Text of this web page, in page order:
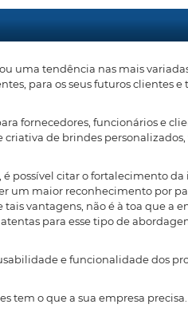
uma tendência nas mais
para os seus futuros clientes
fornecedores, funcionários e
de brindes personalizados,
possível citar o fortalecimento
um maior reconhecimento por
vantagens, não é à toa que a
para esse tipo de
e funcionalidade dos
tem o que a sua empresa precisa.